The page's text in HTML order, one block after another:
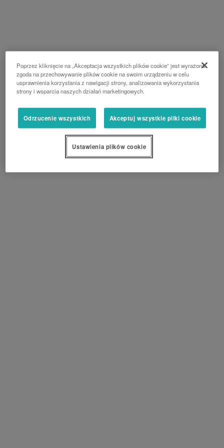
Poprzez kliknięcie na „Akceptacja wszystkich plików cookie” jest wyrażona
zgoda na przechowywanie plików cookie na swoim urządzeniu w celu
usprawnienia korzystania z nawigacji strony, analizowania wykorzystania
strony i wsparcia naszych działań marketingowych.
Odrzucenie wszystkich Akceptuj wszystkie pliki cookie
Ustawienia plików cookie